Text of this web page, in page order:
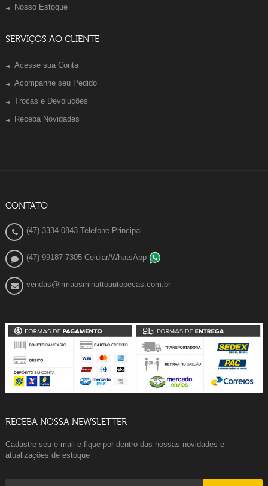
Nosso Estoque
SERVIÇOS AO CLIENTE
Acesse sua Conta
Acompanhe seu Pedido
Trocas e Devoluções
Receba Novidades
CONTATO
(47) 3334-0843 Telefone Principal
(47) 99187-7305 Celular/WhatsApp
vendas@irmaosminattoautopecas.com.br
RECEBA NOSSA NEWSLETTER
Cadastre seu e-mail e fique por dentro das nossas novidades e
atualizações de estoque